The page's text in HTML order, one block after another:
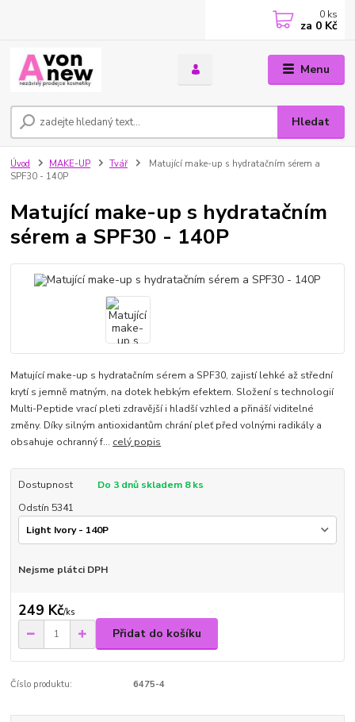
Menu
Hledat
0 ks
za 0 Kč
Úvod MAKE-UP Tvář
Matující make-up s hydratačním sérem a
SPF30 - 140P
Matující make-up s hydratačním
sérem a SPF30 - 140P
Matující make-up s hydratačním sérem a SPF30, zajistí lehké až střední
krytí s jemně matným, na dotek hebkým efektem. Složení s technologií
Multi-Peptide vrací pleti zdravější i hladší vzhled a přináší viditelné
změny. Díky silným antioxidantům chrání pleť před volnými radikály a
obsahuje ochranný f... celý popis
Dostupnost
Do 3 dnů skladem 8 ks
Odstín 5341
Nejsme plátci DPH
249 Kč/ks
Přidat do košíku
Číslo produktu: 6475-4